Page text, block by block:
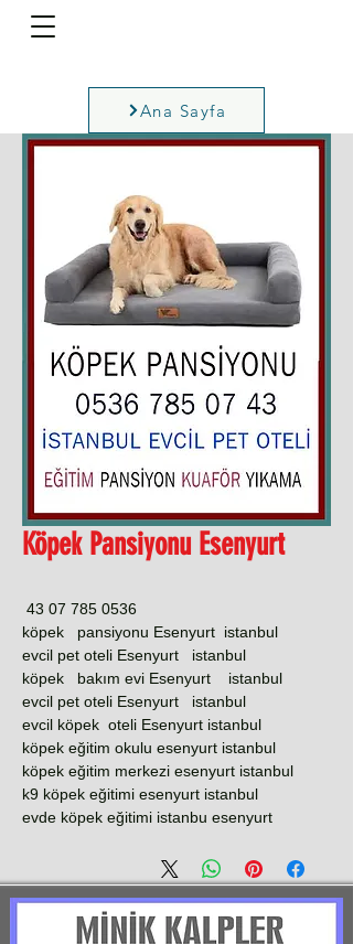
Ana Sayfa
Köpek Pansiyonu Esenyurt
0536 785 07 43
köpek pansiyonu Esenyurt istanbul
evcil pet oteli Esenyurt istanbul
köpek bakım evi Esenyurt istanbul
evcil pet oteli Esenyurt istanbul
evcil köpek oteli Esenyurt istanbul
köpek eğitim okulu esenyurt istanbul
köpek eğitim merkezi esenyurt istanbul
k9 köpek eğitimi esenyurt istanbul
evde köpek eğitimi istanbu esenyurt